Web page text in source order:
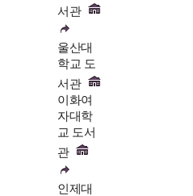
서관
울산대
학교 도
서관
이화여
자대학
교 도서
관
인제대